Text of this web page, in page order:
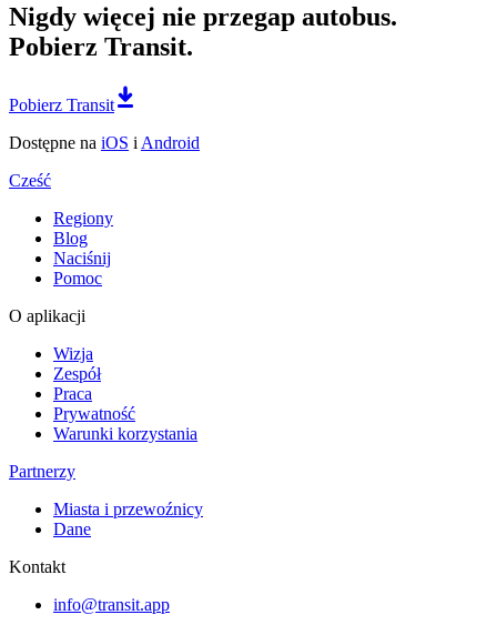
Nigdy więcej nie przegap autobus.
Pobierz Transit.
Pobierz Transit
Dostępne na iOS i Android
Cześć
Regiony
Blog
Naciśnij
Pomoc
O aplikacji
Wizja
Zespół
Praca
Prywatność
Warunki korzystania
Partnerzy
Miasta i przewoźnicy
Dane
Kontakt
info@transit.app